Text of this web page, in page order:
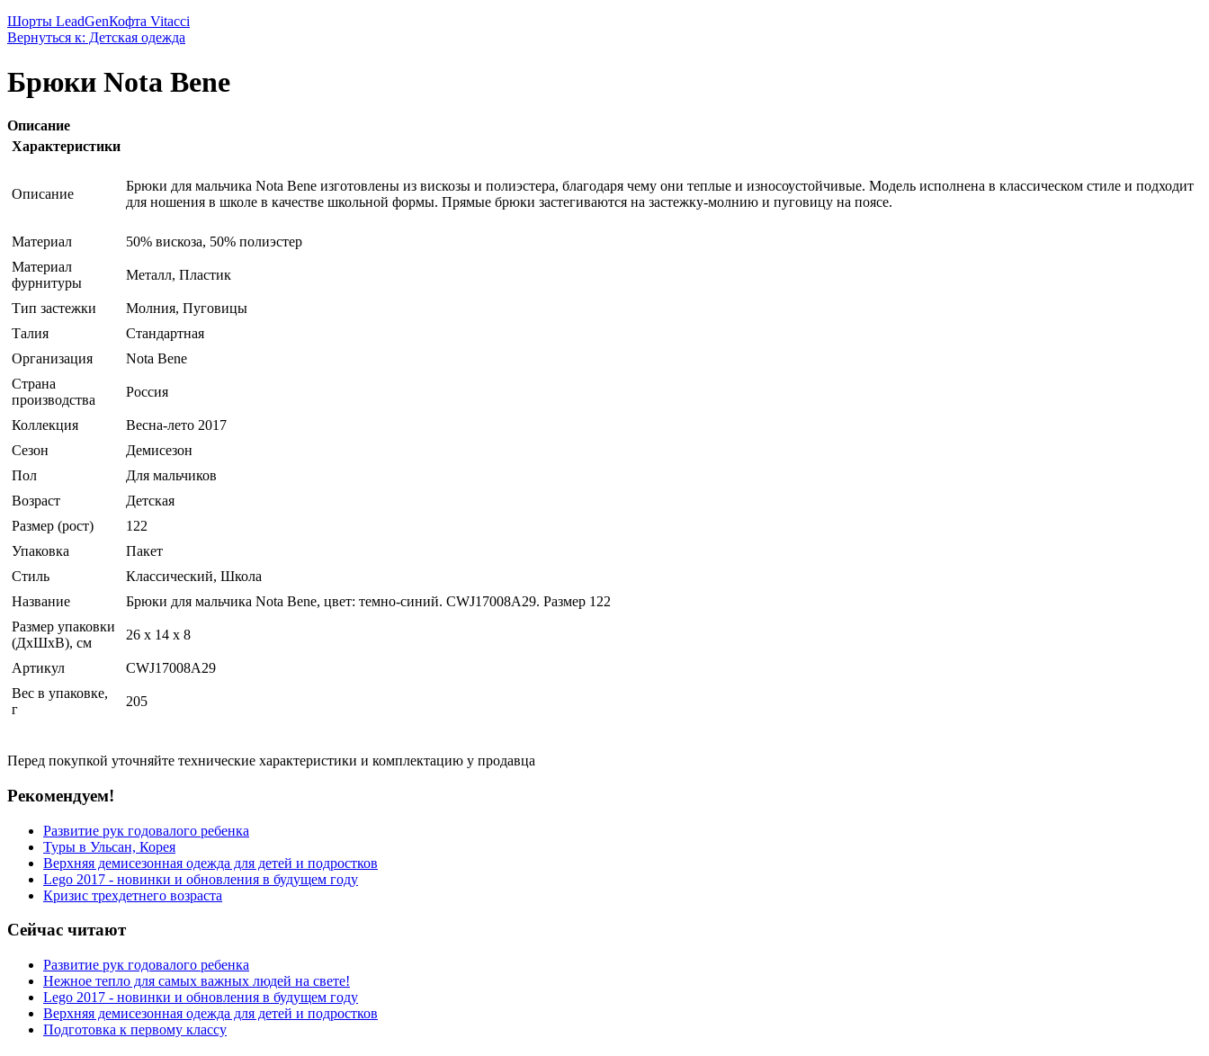
Шорты LeadGenКофта Vitacci
Вернуться к: Детская одежда
Брюки Nota Bene
Описание
Характеристики
Описание
Брюки для мальчика Nota Bene изготовлены из вискозы и полиэстера, благодаря чему они теплые и износоустойчивые. Модель исполнена в классическом стиле и подходит
для ношения в школе в качестве школьной формы. Прямые брюки застегиваются на застежку-молнию и пуговицу на поясе.
Материал
50% вискоза, 50% полиэстер
Материал
фурнитуры
Металл, Пластик
Тип застежки
Молния, Пуговицы
Талия
Стандартная
Организация
Nota Bene
Страна
производства
Россия
Коллекция
Весна-лето 2017
Сезон
Демисезон
Пол
Для мальчиков
Возраст
Детская
Размер (рост)
122
Упаковка
Пакет
Стиль
Классический, Школа
Название
Брюки для мальчика Nota Bene, цвет: темно-синий. CWJ17008A29. Размер 122
Размер упаковки
(ДхШхВ), см
26 x 14 x 8
Артикул
CWJ17008A29
Вес в упаковке,
г
205
Перед покупкой уточняйте технические характеристики и комплектацию у продавца
Рекомендуем!
Развитие рук годовалого ребенка
Туры в Ульсан, Корея
Верхняя демисезонная одежда для детей и подростков
Lego 2017 - новинки и обновления в будущем году
Кризис трехдетнего возраста
Сейчас читают
Развитие рук годовалого ребенка
Нежное тепло для самых важных людей на свете!
Lego 2017 - новинки и обновления в будущем году
Верхняя демисезонная одежда для детей и подростков
Подготовка к первому классу